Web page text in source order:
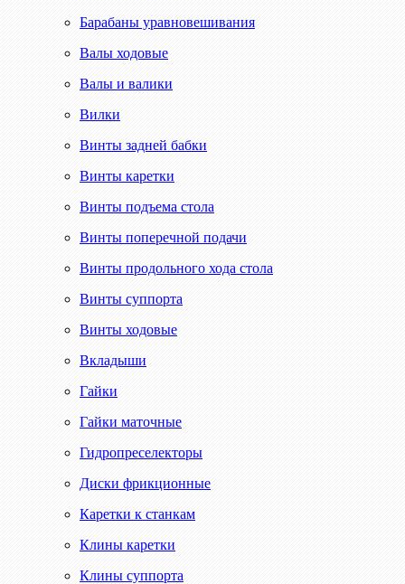
Барабаны уравновешивания
Валы ходовые
Валы и валики
Вилки
Винты задней бабки
Винты каретки
Винты подъема стола
Винты поперечной подачи
Винты продольного хода стола
Винты суппорта
Винты ходовые
Вкладыши
Гайки
Гайки маточные
Гидропреселекторы
Диски фрикционные
Каретки к станкам
Клины каретки
Клины суппорта